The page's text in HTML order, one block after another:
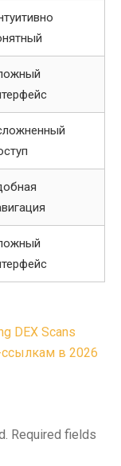
DEX Scans
в 2026
Required fields